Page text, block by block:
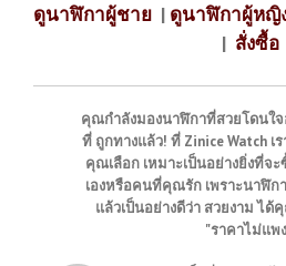
ดูนาฬิกาผู้ชาย | ดูนาฬิกาผู้หญิ
| สั่งซื้อ
คุณกำลังมองนาฬิกาที่สวยโดนใ
ที่ ถูกทางแล้ว! ที่ Zinice Watch
คุณเลือก เหมาะเป็นอย่างยิ่งที่จ
เองหรือคนที่คุณรัก เพราะนาฬิก
แล้วเป็นอย่างดีว่า สวยงาม ไ
"ราคาไม่แพ